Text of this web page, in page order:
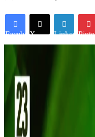
Facebook
X Linkedin